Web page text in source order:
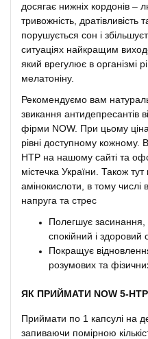
досягає нижніх кордонів –
тривожність, дратівливість
порушується сон і
ситуаціях найкращим
який врегулює в організмі
мелатоніну.
Рекомендуємо вам
звикання антидепресантів
фірми NOW. При цьому
рівні доступному
HTP на нашому сайті та
містечка України. Також тут
амінокислоти, в тому числі
напруга та стрес
Полегшує засинання,
спокійний і здоровий
Покращує
розумових та
ЯК ПРИЙМАТИ NOW 5-HTP
Приймати по 1 капсулі на
запиваючи помірною